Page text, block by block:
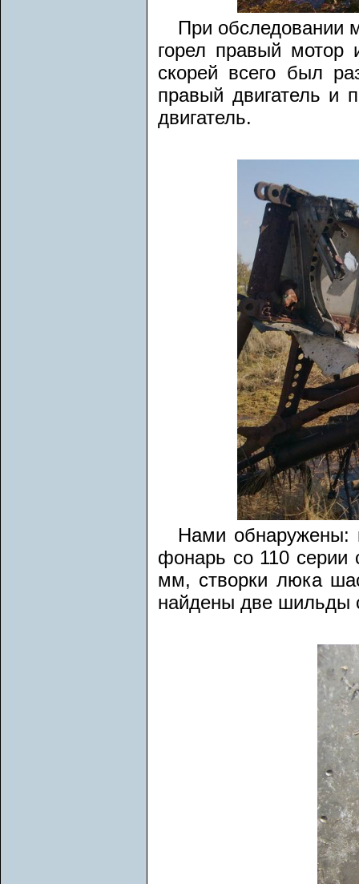
При обследовании
горел правый мотор
скорей всего был
правый двигатель и
двигатель.
Нами обнаружены:
фонарь со 110 серии
мм, створки люка
найдены две шильды